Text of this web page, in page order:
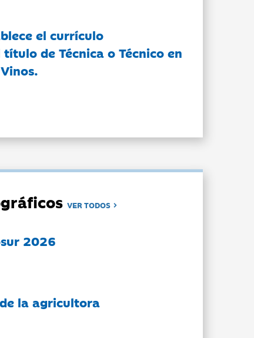
el currículo
de Técnica o Técnico en
VER TODOS
2026
la agricultora